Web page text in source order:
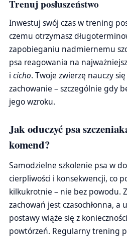
Trenuj posłuszeństwo
Inwestuj swój czas w trening
czemu otrzymasz
zapobieganiu nadmiernemu
psa reagowania na
i cicho. Twoje zwierzę nauczy
zachowanie – szczególnie gdy
jego wzroku.
Jak oduczyć psa
komend?
Samodzielne szkolenie psa w
cierpliwości i konsekwencji, co
kilkukrotnie – nie bez powodu.
zachowań jest czasochłonna, a
postawy wiąże się z
powtórzeń. Regularny trening